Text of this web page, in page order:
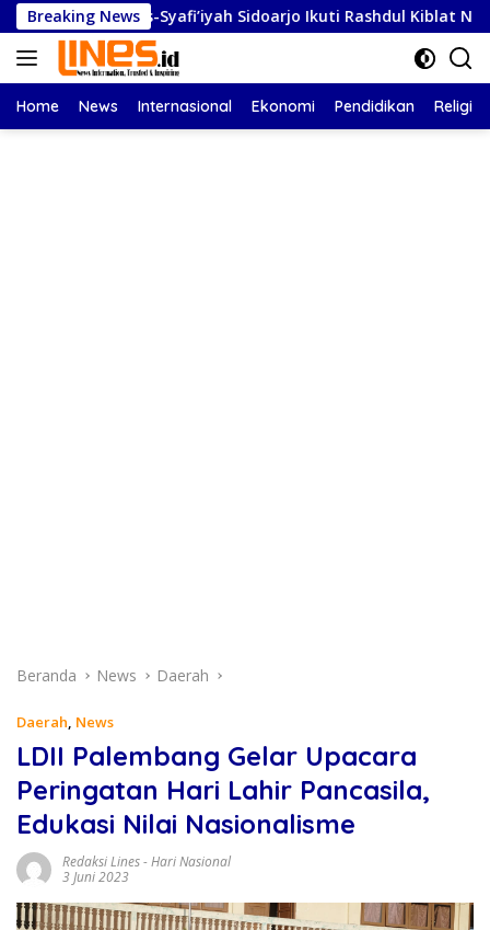
Langsung
ke
konten
Breaking News
Syafi’iyah Sidoarjo Ikuti Rashdul Kiblat Nasional, Siapkan
Home News Internasional Ekonomi Pendidikan Religi
Beranda News Daerah
Daerah, News
LDII Palembang Gelar Upacara
Peringatan Hari Lahir Pancasila,
Edukasi Nilai Nasionalisme
Redaksi Lines-Hari Nasional
3 Juni 2023